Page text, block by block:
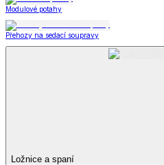
Modulové potahy
Přehozy na sedací soupravy
Ložnice a spaní